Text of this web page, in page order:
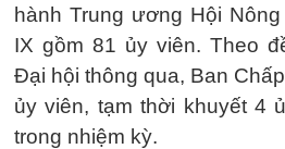
hành Trung ương Hội
IX gồm 81 ủy viên. Theo
Đại hội thông qua, Ban
ủy viên, tạm thời khuyết 4
trong nhiệm kỳ.